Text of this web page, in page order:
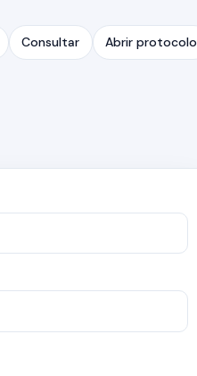
Consultar Abrir protocolo